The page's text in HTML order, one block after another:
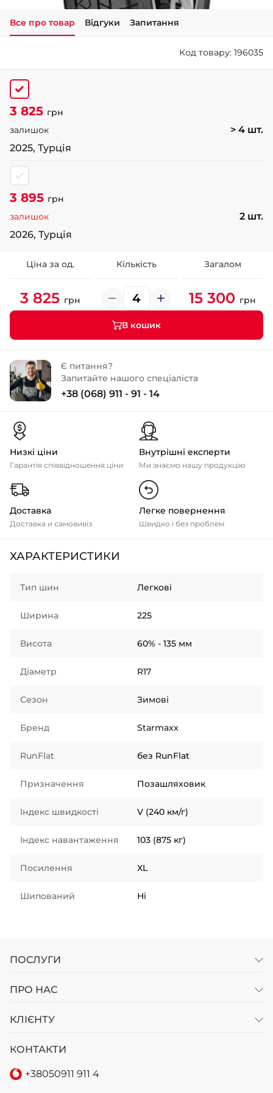
+38 (050)-911-911-2
+38 (099)-643-33-77
Все про товар Відгуки Запитання
Код товару: 196035
3 825 грн
залишок
> 4 шт.
2025, Турція
3 895 грн
залишок
2 шт.
2026, Турція
Ціна за од. Кількість Загалом
3 825 грн 15 300 грн
В кошик
Є питання?
Запитайте нашого спеціаліста
+38 (068) 911 - 91 - 14
Низкі ціни
Гарантія співвідношення ціни
Внутрішні експерти
Ми знаємо нашу продукцію
Доставка
Доставка и самовивіз
Легке повернення
Швидко і без проблем
ХАРАКТЕРИСТИКИ
Тип шин Легкові
Ширина 225
Висота 60% - 135 мм
Діаметр R17
Сезон Зимові
Бренд Starmaxx
RunFlat без RunFlat
Призначення Позашляховик
Індекс швидкості V (240 км/г)
Індекс навантаження 103 (875 кг)
Посилення XL
Шипований Ні
ПОСЛУГИ
ПРО НАС
КЛІЄНТУ
КОНТАКТИ
+38050911 911 4